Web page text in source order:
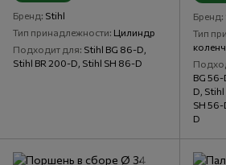
Бренд Stihl
Тип принадлежности Цилиндр
Подходит для Stihl BG 86-D,
Stihl BR 200-D, Stihl SH 86-D
Бренд
Тип
BG
D,
SH 56-
D